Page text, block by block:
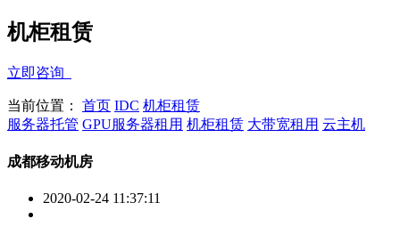
机柜租赁
立即咨询
当前位置： 首页 IDC 机柜租赁
服务器托管 GPU服务器租用 机柜租赁 大带宽租用 云主机
成都移动机房
2020-02-24 11:37:11